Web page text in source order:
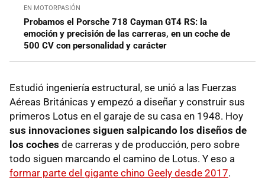
EN MOTORPASIÓN
Probamos el Porsche 718 Cayman GT4 RS: la
emoción y precisión de las carreras, en un coche de
500 CV con personalidad y carácter
Estudió ingeniería estructural, se unió a las Fuerzas
Aéreas Británicas y empezó a diseñar y construir sus
primeros Lotus en el garaje de su casa en 1948. Hoy
sus innovaciones siguen salpicando los diseños de
los coches de carreras y de producción, pero sobre
todo siguen marcando el camino de Lotus. Y eso a
formar parte del gigante chino Geely desde 2017.